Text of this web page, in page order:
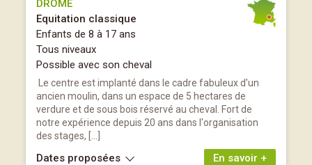
DRÔME
Equitation classique
Enfants de 8 à 17 ans
Tous niveaux
Possible avec son cheval
Le centre est implanté dans le cadre fabuleux d'un
ancien moulin, dans un espace de 5 hectares de
verdure et de sous bois réservé au cheval. Fort de
notre expérience depuis 20 ans dans l'organisation
des stages, […]
En savoir +
Dates proposées